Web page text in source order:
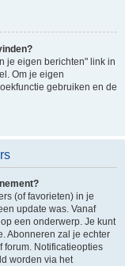
je eigen berichten" link in
Om je eigen
gebruiken en de
(of favorieten) in je
update was. Vanaf
een onderwerp. Je kunt
Abonneren zal je echter
forum. Notificatieopties
worden via het